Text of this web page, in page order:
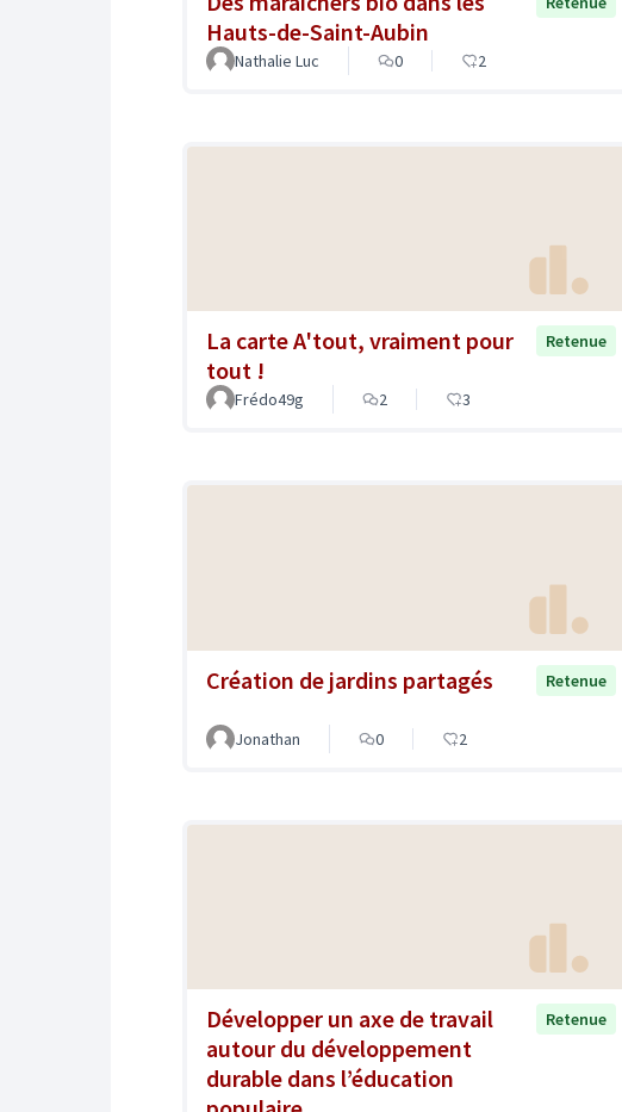
Hauts-de-Saint-Aubin
Nathalie Luc 0 2
La carte A'tout, vraiment pour
tout !
Retenue
Frédo49g 2 3
Création de jardins partagés Retenue
Jonathan 0 2
Développer un axe de travail
autour du développement
durable dans l’éducation
Retenue